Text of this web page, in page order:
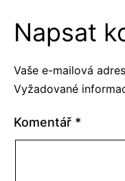
Napsat
Vaše e-mailová
Vyžadované
Komentář *